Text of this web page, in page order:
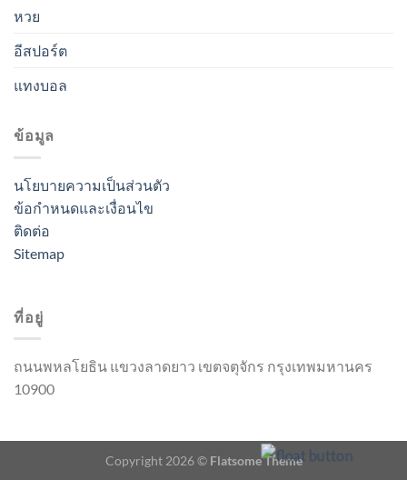
หวย
อีสปอร์ต
แทงบอล
ข้อมูล
นโยบายความเป็นส่วนตัว
ข้อกำหนดและเงื่อนไข
ติดต่อ
Sitemap
ที่อยู่
ถนนพหลโยธิน แขวงลาดยาว เขตจตุจักร กรุงเทพมหานคร
10900
Copyright 2026 © Flatsome Theme